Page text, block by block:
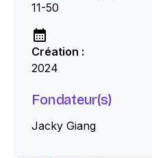
11-50
Création :
2024
Fondateur(s)
Jacky Giang